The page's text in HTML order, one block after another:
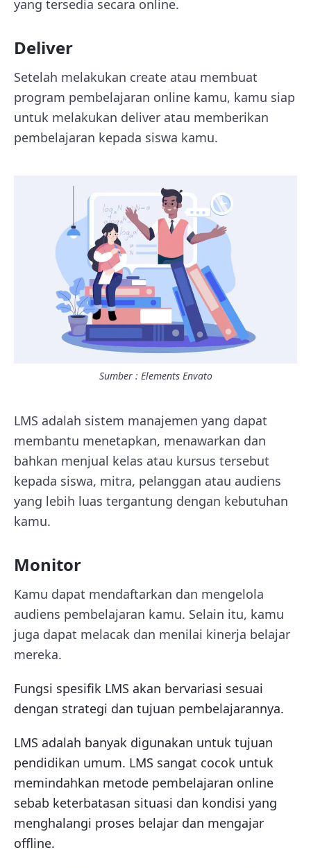
yang tersedia secara online.
Deliver
Setelah melakukan create atau membuat
program pembelajaran online kamu, kamu siap
untuk melakukan deliver atau memberikan
pembelajaran kepada siswa kamu.
Sumber : Elements Envato
LMS adalah sistem manajemen yang dapat
membantu menetapkan, menawarkan dan
bahkan menjual kelas atau kursus tersebut
kepada siswa, mitra, pelanggan atau audiens
yang lebih luas tergantung dengan kebutuhan
kamu.
Monitor
Kamu dapat mendaftarkan dan mengelola
audiens pembelajaran kamu. Selain itu, kamu
juga dapat melacak dan menilai kinerja belajar
mereka.
Fungsi spesifik LMS akan bervariasi sesuai
dengan strategi dan tujuan pembelajarannya.
LMS adalah banyak digunakan untuk tujuan
pendidikan umum. LMS sangat cocok untuk
memindahkan metode pembelajaran online
sebab keterbatasan situasi dan kondisi yang
menghalangi proses belajar dan mengajar
offline.